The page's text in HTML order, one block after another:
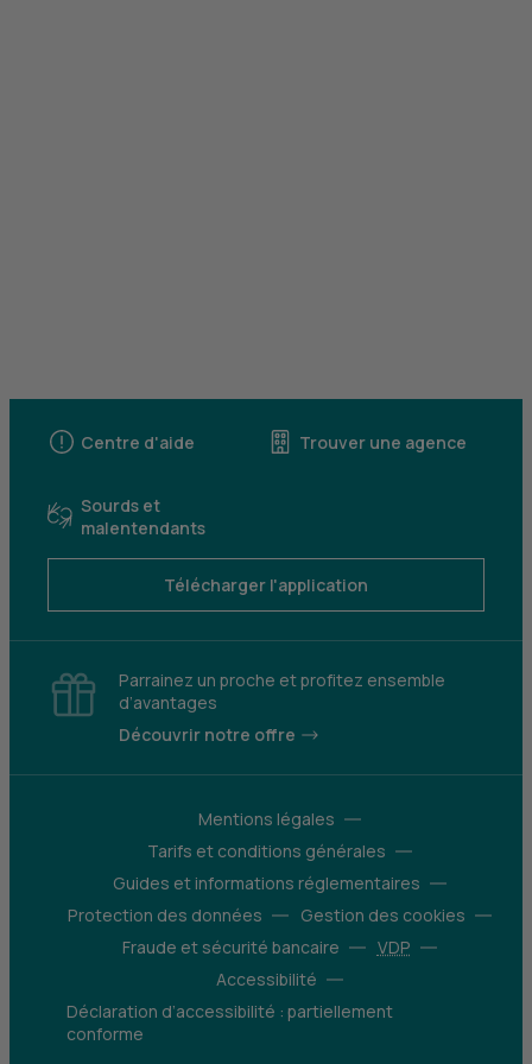
Centre d'aide Trouver une agence
Sourds et
malentendants
Télécharger l'application
Parrainez un proche et profitez ensemble
d’avantages
Découvrir notre offre
Mentions légales
Tarifs et conditions générales
Guides et informations réglementaires
Protection des données
Gestion des cookies
Fraude et sécurité bancaire
VDP
Accessibilité
Déclaration d’accessibilité : partiellement
conforme